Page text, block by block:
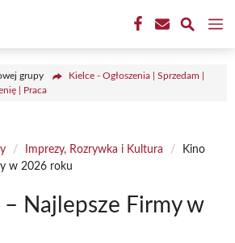
grupy
Kielce - Ogłoszenia | Sprzedam |
| Praca
/ Imprezy, Rozrywka i Kultura /
Kino
w 2026 roku
Najlepsze Firmy w